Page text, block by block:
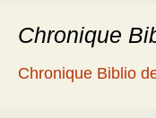
Chronique
Chronique Biblio